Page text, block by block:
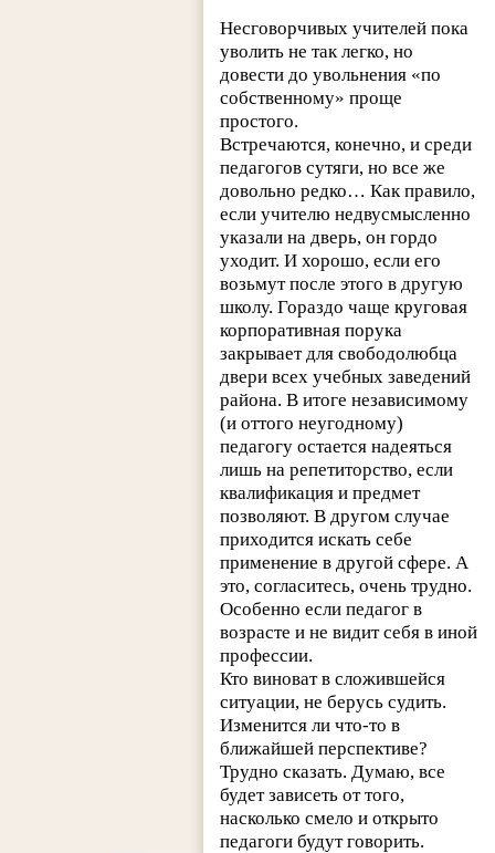
Несговорчивых учителей пока
уволить не так легко, но
довести до увольнения «по
собственному» проще
простого.
Встречаются, конечно, и среди
педагогов сутяги, но все же
довольно редко… Как правило,
если учителю недвусмысленно
указали на дверь, он гордо
уходит. И хорошо, если его
возьмут после этого в другую
школу. Гораздо чаще круговая
корпоративная порука
закрывает для свободолюбца
двери всех учебных заведений
района. В итоге независимому
(и оттого неугодному)
педагогу остается надеяться
лишь на репетиторство, если
квалификация и предмет
позволяют. В другом случае
приходится искать себе
применение в другой сфере. А
это, согласитесь, очень трудно.
Особенно если педагог в
возрасте и не видит себя в иной
профессии.
Кто виноват в сложившейся
ситуации, не берусь судить.
Изменится ли что-то в
ближайшей перспективе?
Трудно сказать. Думаю, все
будет зависеть от того,
насколько смело и открыто
педагоги будут говорить.